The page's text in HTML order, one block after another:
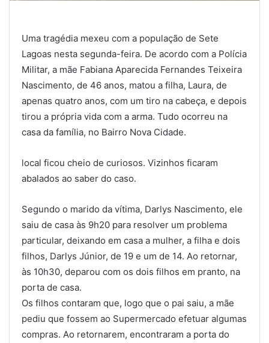
Uma tragédia mexeu com a população de Sete
Lagoas nesta segunda-feira. De acordo com a Polícia
Militar, a mãe Fabiana Aparecida Fernandes Teixeira
Nascimento, de 46 anos, matou a filha, Laura, de
apenas quatro anos, com um tiro na cabeça, e depois
tirou a própria vida com a arma. Tudo ocorreu na
casa da família, no Bairro Nova Cidade.
local ficou cheio de curiosos. Vizinhos ficaram
abalados ao saber do caso.
Segundo o marido da vítima, Darlys Nascimento, ele
saiu de casa às 9h20 para resolver um problema
particular, deixando em casa a mulher, a filha e dois
filhos, Darlys Júnior, de 19 e um de 14. Ao retornar,
às 10h30, deparou com os dois filhos em pranto, na
porta de casa.
Os filhos contaram que, logo que o pai saiu, a mãe
pediu que fossem ao Supermercado efetuar algumas
compras. Ao retornarem, encontraram a porta do